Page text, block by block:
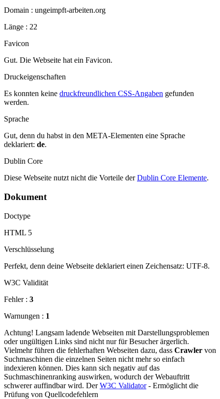
Domain : ungeimpft-arbeiten.org
Länge : 22
Favicon
Gut. Die Webseite hat ein Favicon.
Druckeigenschaften
Es konnten keine druckfreundlichen CSS-Angaben gefunden
werden.
Sprache
Gut, denn du habst in den META-Elementen eine Sprache
deklariert: de.
Dublin Core
Diese Webseite nutzt nicht die Vorteile derDublin Core Elemente.
Dokument
Doctype
HTML 5
Verschlüsselung
Perfekt, denn deine Webseite deklariert einen Zeichensatz: UTF-8.
W3C Validität
Fehler : 3
Warnungen : 1
Achtung! Langsam ladende Webseiten mit Darstellungsproblemen
oder ungültigen Links sind nicht nur für Besucher ärgerlich.
Vielmehr führen die fehlerhaften Webseiten dazu, dass Crawler von
Suchmaschinen die einzelnen Seiten nicht mehr so einfach
indexieren können. Dies kann sich negativ auf das
Suchmaschinenranking auswirken, wodurch der Webauftritt
schwerer auffindbar wird. DerW3C Validator- Ermöglicht die
Prüfung von Quellcodefehlern